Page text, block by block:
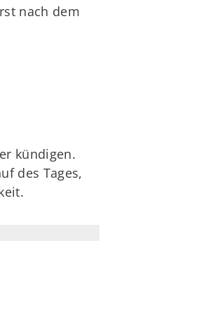
nach dem
kündigen.
des Tages,